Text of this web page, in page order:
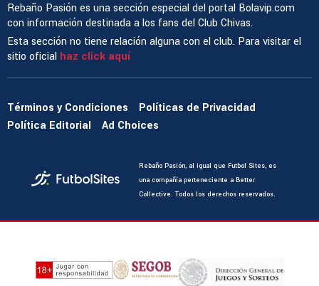
Rebaño Pasión es una sección especial del portal Bolavip.com
con información destinada a los fans del Club Chivas.
Esta sección no tiene relación alguna con el club. Para visitar el
sitio oficial haz click aquí
Términos y Condiciones
Políticas de Privacidad
Política Editorial
Ad Choices
Rebaño Pasión, al igual que Futbol Sites, es
una compañía perteneciente a Better
Collective. Todos los derechos reservados.